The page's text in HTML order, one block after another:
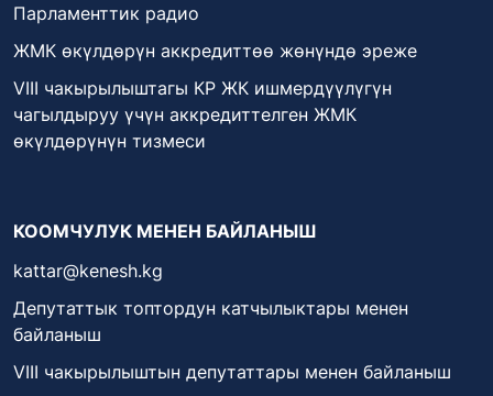
Парламенттик радио
ЖМК өкүлдөрүн аккредиттөө жөнүндө эреже
VIII чакырылыштагы КР ЖК ишмердүүлүгүн
чагылдыруу үчүн аккредиттелген ЖМК
өкүлдөрүнүн тизмеси
КООМЧУЛУК МЕНЕН БАЙЛАНЫШ
kattar@kenesh.kg
Депутаттык топтордун катчылыктары менен
байланыш
VIII чакырылыштын депутаттары менен байланыш